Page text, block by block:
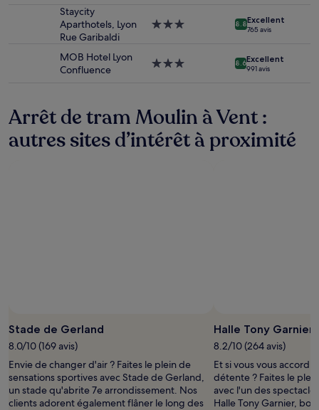
susceptibles
conditions
supplémentaires
Staycity
Aparthotels, Lyon
Rue Garibaldi
Hébergement
8.8Excellent
765 avis
MOB Hotel Lyon
Confluence
Hébergement
8.6Excellent
991 avis
Arrêt de tram Moulin à Vent :
autres sites d’intérêt à proximité
Stade de Gerland
8.0/10 (169 avis)
Envie de changer d'air ? Faites le plein de
sensations sportives avec Stade de Gerland,
un stade qu'abrite 7e arrondissement. Nos
clients adorent également flâner le long des
Halle Tony Garnier
8.2/10 (264 avis)
Et si vous vous
détente ? Faites le
avec l'un des
Halle Tony Garnier,